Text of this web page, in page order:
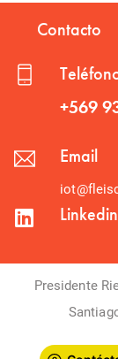
Contacto
+569
Email
Linkedin
Presidente